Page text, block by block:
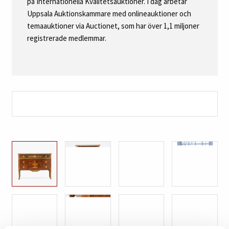
Uppsala Auktionskammare med onlineauktioner och
temaauktioner via Auctionet, som har över 1,1 miljoner
registrerade medlemmar.